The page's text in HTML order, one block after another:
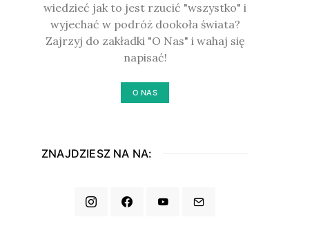
wiedzieć jak to jest rzucić "wszystko" i
wyjechać w podróż dookoła świata?
Zajrzyj do zakładki "O Nas" i wahaj się
napisać!
O NAS
ZNAJDZIESZ NA NA: